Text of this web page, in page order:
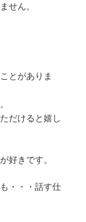
せん。
とがありま
だけると嬉し
好きです。
・・・話す仕